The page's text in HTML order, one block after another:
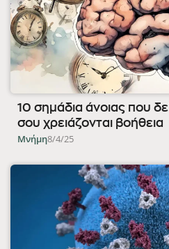
10 σημάδια άνοιας που
σου χρειάζονται βοήθεια
Μνήμη8/4/25